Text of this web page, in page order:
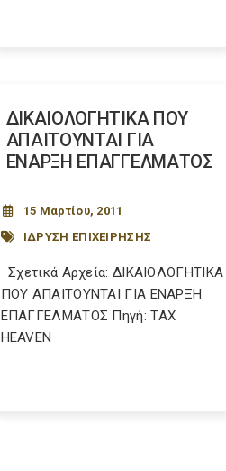
ΔΙΚΑΙΟΛΟΓΗΤΙΚΑ ΠΟΥ
ΑΠΑΙΤΟΥΝΤΑΙ ΓΙΑ
ΕΝΑΡΞΗ ΕΠΑΓΓΕΛΜΑΤΟΣ
15 Μαρτίου, 2011
ΙΔΡΥΣΗ ΕΠΙΧΕΙΡΗΣΗΣ
Σχετικά Αρχεία: ΔΙΚΑΙΟΛΟΓΗΤΙΚΑ
ΠΟΥ ΑΠΑΙΤΟΥΝΤΑΙ ΓΙΑ ΕΝΑΡΞΗ
ΕΠΑΓΓΕΛΜΑΤΟΣ Πηγή: TAX
HEAVEN